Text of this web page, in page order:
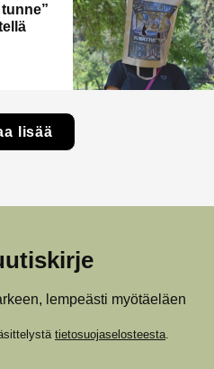
lisää
lempeästi myötäeläen
tietosuojaselosteesta